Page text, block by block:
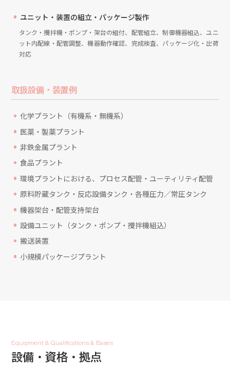
ユニット・装置の組立・パッケージ製作
タンク・攪拌機・ポンプ・架台の組付、配管組立、制御機器組込、ユニ
ット内配線・配管調整、機器動作確認、完成検査、パッケージ化・出荷
対応
取扱設備・装置例
化学プラント（有機系・無機系）
医薬・製薬プラント
非鉄金属プラント
食品プラント
環境プラントにおける、プロセス配管・ユーティリティ配管
原料貯蔵タンク・反応設備タンク・各種圧力／常圧タンク
機器架台・配管支持架台
設備ユニット（タンク・ポンプ・攪拌機組込）
搬送装置
小規模パッケージプラント
Equipment & Qualifications & Bases
設備・資格・拠点